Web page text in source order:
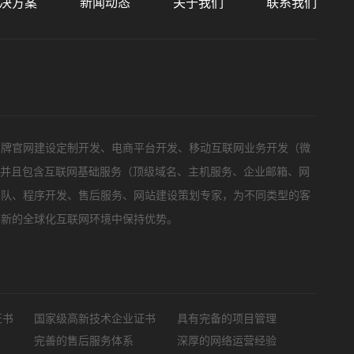
官网建设定制开发、电商平台开发、移动互联网业务开发（微
且包含互联网基础服务（顶级域名、主机服务、企业邮箱、网
、程序开发、售后服务、网站建设策划专家，为不同类型的客
的全球化互联网环境中保持优势。
国家级高新技术企业证书
具有完备的项目管理
完善的售后服务体系 深厚的网络运营经验